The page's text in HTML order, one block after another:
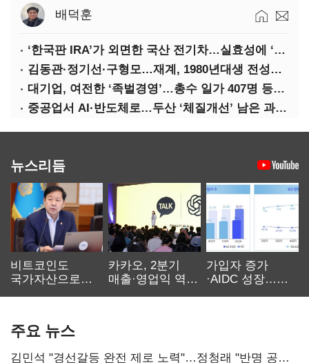
배덕훈
‘한국판 IRA’가 외면한 국산 전기차…실효성에 ‘의문’
김동관·정기선·구형모…재계, 1980년대생 전성시대
대기업, 여전한 ‘족벌경영’…총수 일가 407명 등기임원
중공업서 AI·반도체로…두산 ‘체질개선’ 남은 과제는
뉴스리듬
비트코인도
국가자산으로…'
카카오, 2분기
매출·영업익 역대
가입자 증가
·AIDC 성장…
주요 뉴스
김민석 "경선갈등 완전 제로 노력"…정청래 "반명 공세